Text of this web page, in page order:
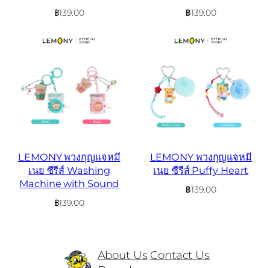
฿139.00 ฿139.00
LEMONY พวงกุญแจหมี
เนย ซีรีส์ Washing
Machine with Sound
฿139.00
LEMONY พวงกุญแจหมี
เนย ซีรีส์ Puffy Heart
฿139.00
About Us Contact Us